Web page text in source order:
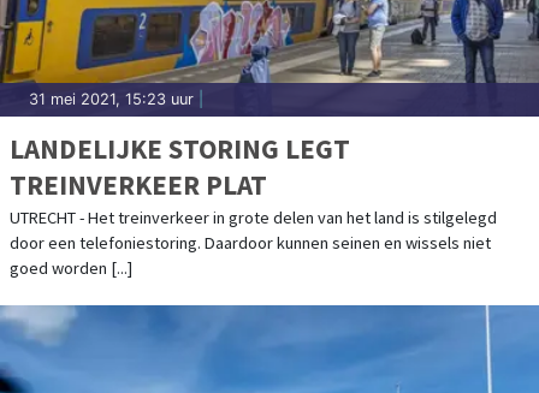
31 mei 2021, 15:23 uur
LANDELIJKE STORING LEGT
TREINVERKEER PLAT
UTRECHT - Het treinverkeer in grote delen van het land is stilgelegd
door een telefoniestoring. Daardoor kunnen seinen en wissels niet
goed worden [...]